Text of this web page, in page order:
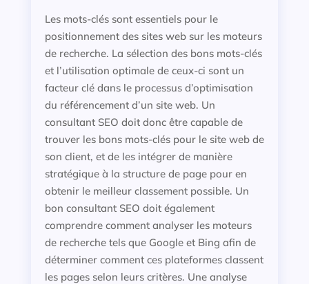
Les mots-clés sont essentiels pour le
positionnement des sites web sur les moteurs
de recherche. La sélection des bons mots-clés
et l’utilisation optimale de ceux-ci sont un
facteur clé dans le processus d’optimisation
du référencement d’un site web. Un
consultant SEO doit donc être capable de
trouver les bons mots-clés pour le site web de
son client, et de les intégrer de manière
stratégique à la structure de page pour en
obtenir le meilleur classement possible. Un
bon consultant SEO doit également
comprendre comment analyser les moteurs
de recherche tels que Google et Bing afin de
déterminer comment ces plateformes classent
les pages selon leurs critères. Une analyse